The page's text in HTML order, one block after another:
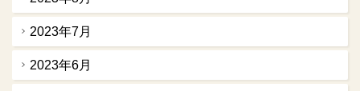
2023年7月
2023年6月